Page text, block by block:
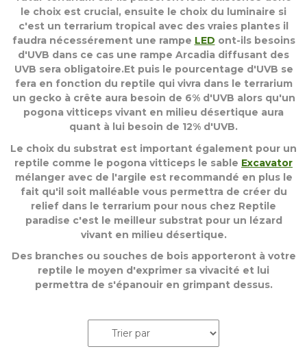
le choix est crucial, ensuite le choix du luminaire si
c'est un terrarium tropical avec des vraies plantes il
faudra nécessérement une rampe LED ont-ils besoins
d'UVB dans ce cas une rampe Arcadia diffusant des
UVB sera obligatoire.Et puis le pourcentage d'UVB se
fera en fonction du reptile qui vivra dans le terrarium
un gecko à crête aura besoin de 6% d'UVB alors qu'un
pogona vitticeps vivant en milieu désertique aura
quant à lui besoin de 12% d'UVB.
Le choix du substrat est important également pour un
reptile comme le pogona vitticeps le sable Excavator
mélanger avec de l'argile est recommandé en plus le
fait qu'il soit malléable vous permettra de créer du
relief dans le terrarium pour nous chez Reptile
paradise c'est le meilleur substrat pour un lézard
vivant en milieu désertique.
Des branches ou souches de bois apporteront à votre
reptile le moyen d'exprimer sa vivacité et lui
permettra de s'épanouir en grimpant dessus.